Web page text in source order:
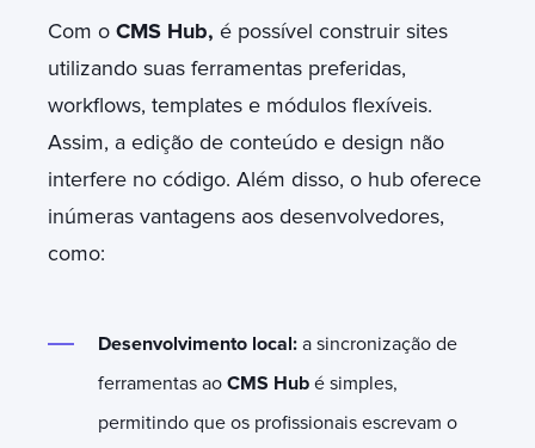
Com o CMS Hub, é possível construir sites
utilizando suas ferramentas preferidas,
workflows, templates e módulos flexíveis.
Assim, a edição de conteúdo e design não
interfere no código. Além disso, o hub oferece
inúmeras vantagens aos desenvolvedores,
como:
Desenvolvimento local: a sincronização de
ferramentas ao CMS Hub é simples,
permitindo que os profissionais escrevam o